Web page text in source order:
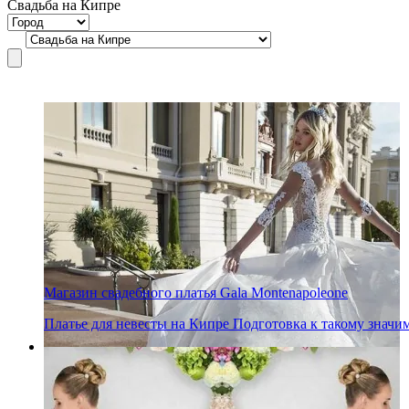
Свадьба на Кипре
Магазин свадебного платья Gala Montenapoleone
Платье для невесты на Кипре Подготовка к такому